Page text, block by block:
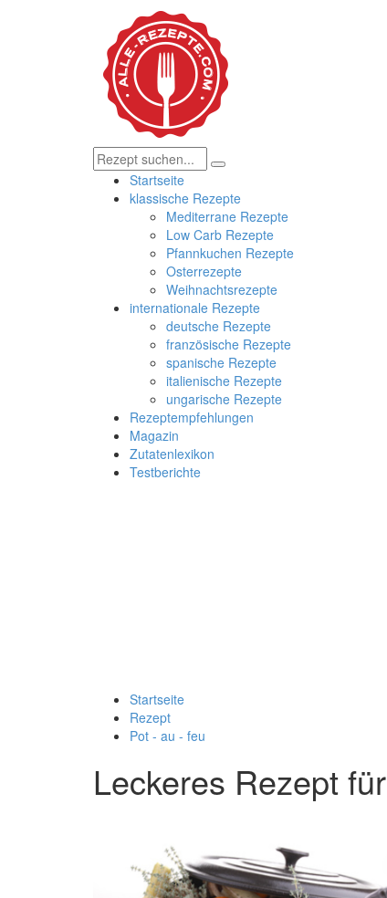
Startseite
klassische Rezepte
Mediterrane Rezepte
Low Carb Rezepte
Pfannkuchen Rezepte
Osterrezepte
Weihnachtsrezepte
internationale Rezepte
deutsche Rezepte
französische Rezepte
spanische Rezepte
italienische Rezepte
ungarische Rezepte
Rezeptempfehlungen
Magazin
Zutatenlexikon
Testberichte
Startseite
Rezept
Pot - au - feu
Leckeres Rezept für